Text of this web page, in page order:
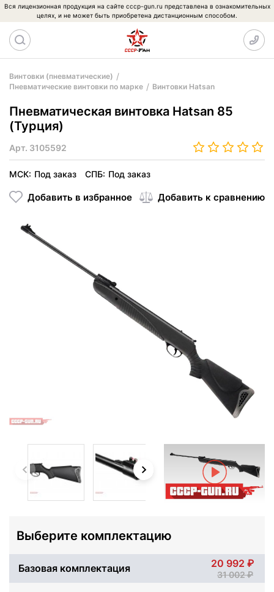
Вся лицензионная продукция на сайте cccp-gun.ru представлена в ознакомительных
целях, и не может быть приобретена дистанционным способом.
Винтовки (пневматические)
Пневматические винтовки по марке
Винтовки Hatsan
Пневматическая винтовка Hatsan 85
(Турция)
Арт. 3105592
МСК: Под заказ СПБ: Под заказ
Добавить в избранное Добавить к сравнению
Выберите комплектацию
Базовая комплектация 20 992
31 002